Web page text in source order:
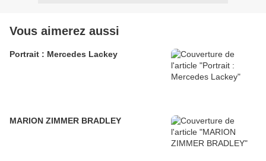
Vous aimerez aussi
Portrait : Mercedes Lackey
MARION ZIMMER BRADLEY